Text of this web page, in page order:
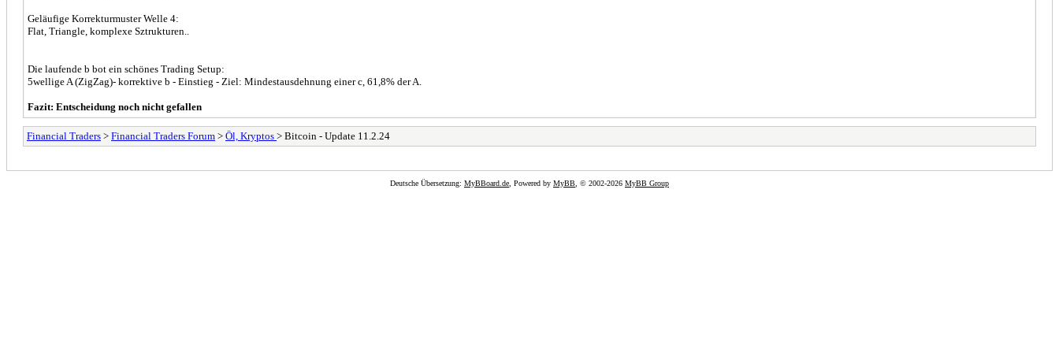
Geläufige Korrekturmuster Welle 4:
Flat, Triangle, komplexe Sztrukturen..
Die laufende b bot ein schönes Trading Setup:
5wellige A (ZigZag)- korrektive b - Einstieg - Ziel: Mindestausdehnung einer c, 61,8% der A.
Fazit: Entscheidung noch nicht gefallen
Financial Traders > Financial Traders Forum > Öl, Kryptos > Bitcoin - Update 11.2.24
Deutsche Übersetzung: MyBBoard.de , Powered by MyBB , © 2002-2026 MyBB Group